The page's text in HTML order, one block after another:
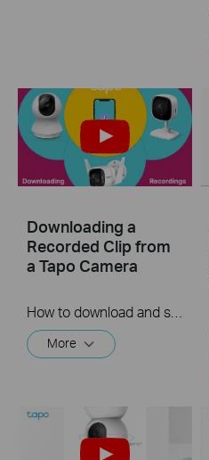
Downloading a
Recorded Clip from
a Tapo Camera
How to download and save a Recorded clip on a Tapo Camera
More